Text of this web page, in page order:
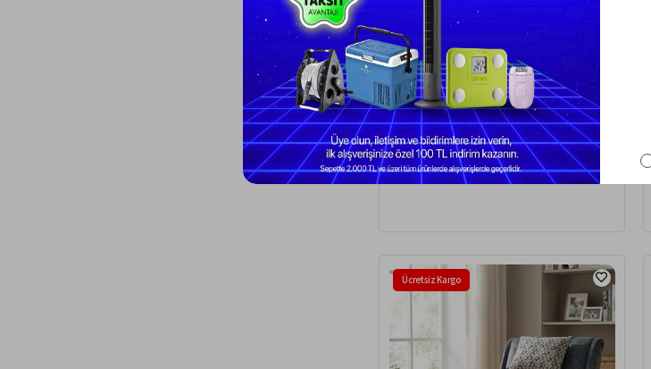
Asedia Ekol Naturel Taş Rengi Kapitoneli
Sallanan Sandalye Dinlenme Emzirme Baba Tv
Okuma Koltuğu Berjer ENKTAS
20.699,00 TL
Ücretsiz Kargo